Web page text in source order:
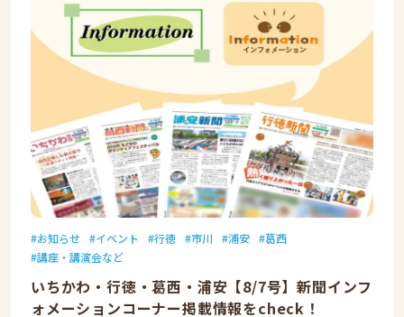
お知らせ イベント 行徳 市川 浦安
葛西
講座・講演会など
いちかわ・行徳・葛西・浦安【8/7号】新聞インフ
ォメーションコーナー掲載情報をcheck！